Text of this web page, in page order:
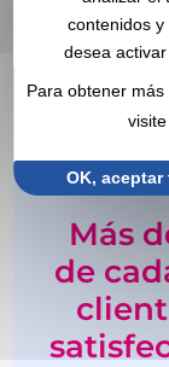
Más
de
contenidos
desea
Para obtener
OK, aceptar